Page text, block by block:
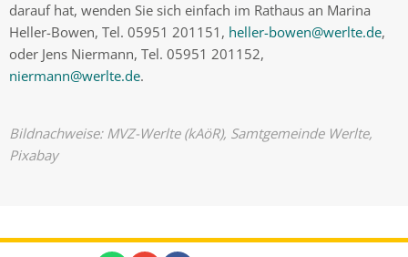
darauf hat, wenden Sie sich einfach im Rathaus an Marina
Heller-Bowen, Tel. 05951 201151, heller-bowen@werlte.de,
oder Jens Niermann, Tel. 05951 201152,
niermann@werlte.de.
Bildnachweise: MVZ-Werlte (kAöR), SamtgemeindeWerlte,
Pixabay